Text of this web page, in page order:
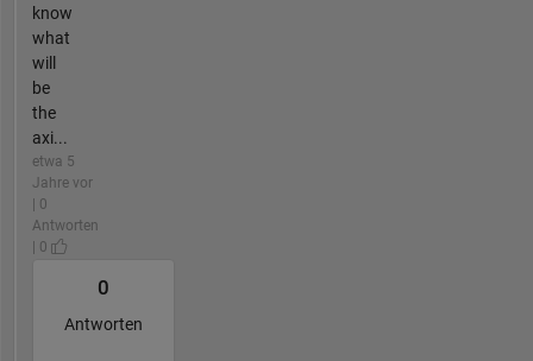
know
what
will
be
the
axi...
etwa 5
Jahre vor
| 0
Antworten
| 0
0
Antworten